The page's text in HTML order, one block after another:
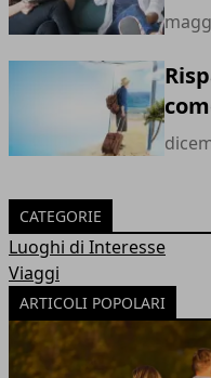
CATEGORIE
Luoghi di Interesse
Viaggi
ARTICOLI POPOLARI